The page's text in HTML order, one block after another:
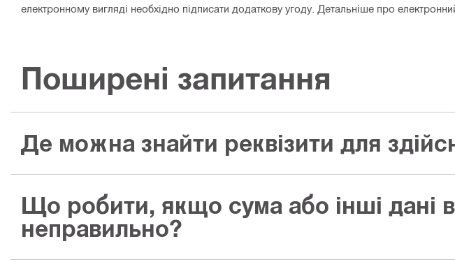
електронному вигляді необхідно підписати додаткову угоду. Детальніше про
Поширені запитання
Де можна знайти реквізити для
Що робити, якщо сума або інші дані в
неправильно?